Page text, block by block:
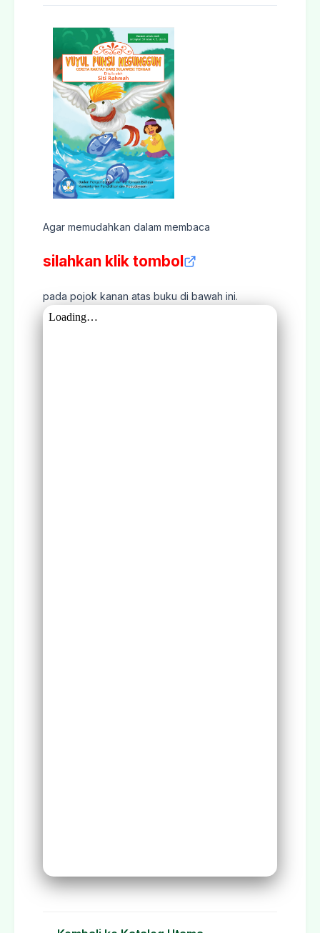
Agar memudahkan dalam membaca
silahkan klik tombol
pada pojok kanan atas buku di bawah ini.